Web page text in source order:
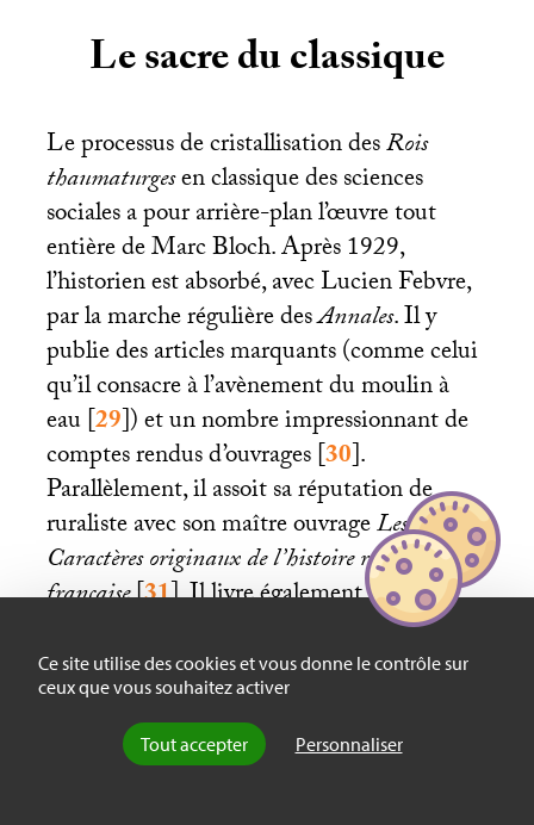
Ce site utilise des cookies et vous donne le contrôle sur
ceux que vous souhaitez activer
Tout accepter Personnaliser
Le sacre du classique
Le processus de cristallisation desRois
thaumaturgesen classique des sciences
sociales a pour arrière-plan l’œuvre tout
entière de Marc Bloch. Après 1929,
l’historien est absorbé, avec Lucien Febvre,
par la marche régulière desAnnales. Il y
publie des articles marquants (comme celui
qu’il consacre à l’avènement du moulin à
eau[29]) et un nombre impressionnant de
comptes rendus d’ouvrages[30].
Parallèlement, il assoit sa réputation de
ruraliste avec son maître ouvrageLes
Caractères originaux de l’histoire rurale
française[31]. Il livre également une
impressionnante synthèse de la période
médiévale avecLa Société féodale[32].
Pendant le second conflit mondial, après
s’être réengagé dans l’armée, il entre dans la
Résistance. Il est fait prisonnier et assassiné